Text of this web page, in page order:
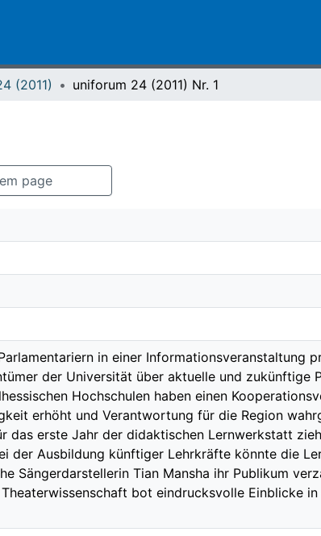
(2011) uniforum 24 (2011) Nr. 1
page
in einer Informationsveranstaltung
der Universität über aktuelle und zukünftige
Hochschulen haben einen
erhöht und Verantwortung für die Region
das erste Jahr der didaktischen Lernwerkstatt
der Ausbildung künftiger Lehrkräfte könnte die
Sängerdarstellerin Tian Mansha ihr Publikum
bot eindrucksvolle Einblicke in